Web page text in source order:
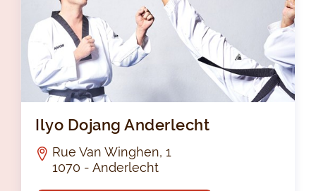
Ilyo Dojang Anderlecht
Rue Van Winghen, 1
1070 - Anderlecht